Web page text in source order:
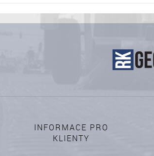
INFORMACE PRO
KLIENTY